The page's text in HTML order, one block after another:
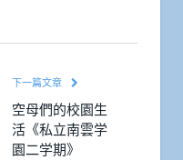
下一篇文章
空母們的校園生
活《私立南雲学
園二学期》